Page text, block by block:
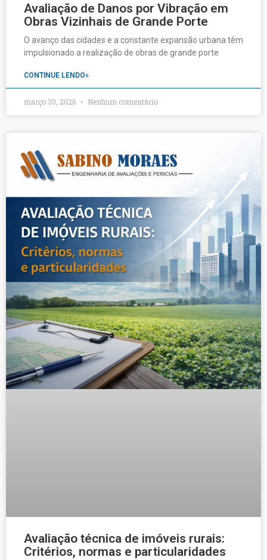
Avaliação de Danos por Vibração em
Obras Vizinhais de Grande Porte
O avanço das cidades e a constante expansão urbana têm
impulsionado a realização de obras de grande porte
CONTINUE LENDO»
março 30, 2026 Nenhum comentário
Avaliação técnica de imóveis rurais:
Critérios, normas e particularidades